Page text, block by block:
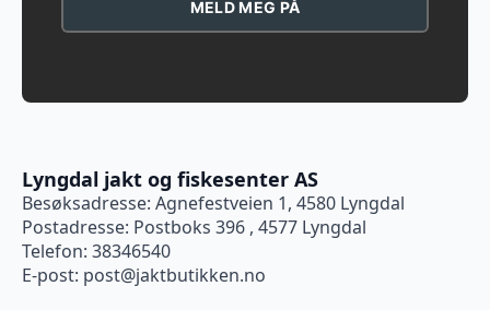
MELD MEG PÅ
Lyngdal jakt og fiskesenter AS
Besøksadresse: Agnefestveien 1, 4580 Lyngdal
Postadresse: Postboks 396 , 4577 Lyngdal
Telefon: 38346540
E-post: post@jaktbutikken.no